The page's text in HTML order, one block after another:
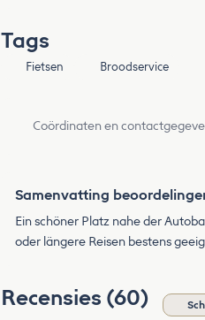
Tags
Fietsen Broodservice
Coördinaten en
Samenvatting
Ein schöner Platz nahe der
oder längere Reisen bestens
Recensies (60)